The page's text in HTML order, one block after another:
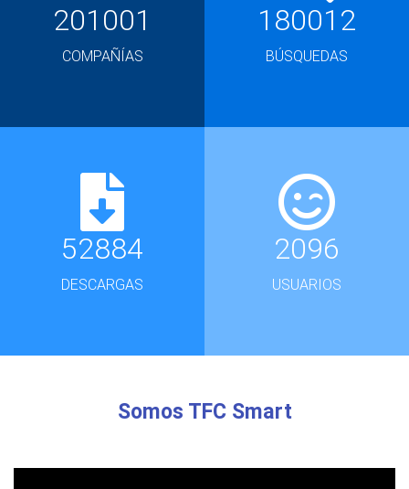
201001
COMPAÑÍAS
180012
BÚSQUEDAS
52884
DESCARGAS
2096
USUARIOS
Somos TFC Smart